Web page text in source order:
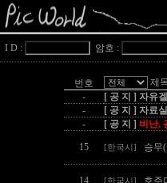
I D : 암호 :
번호 제
-
[ 공 지 ] 자유
-
[ 공 지 ] 자료
-
[ 공 지 ] 비난,
15 [한국시] 승무
14 [한국시] 호주